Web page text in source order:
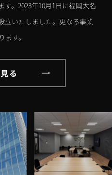
。2023年10月1日に福岡大名
立いたしました。更なる事業
す。
る